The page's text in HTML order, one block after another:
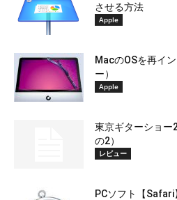
させる方法
Apple
MacのOSを再イ
ー）
Apple
東京ギターショー
の2）
レビュー
PCソフト【